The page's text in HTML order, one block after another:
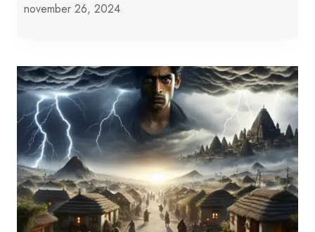
november 26, 2024